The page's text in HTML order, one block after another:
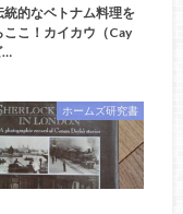
統的なベトナム料理を
ここ！カイカウ（Cay
…
ホームズ研究書